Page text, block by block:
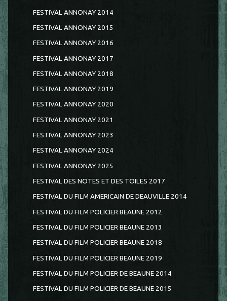
FESTIVAL ANNONAY 2014
FESTIVAL ANNONAY 2015
FESTIVAL ANNONAY 2016
FESTIVAL ANNONAY 2017
FESTIVAL ANNONAY 2018
FESTIVAL ANNONAY 2019
FESTIVAL ANNONAY 2020
FESTIVAL ANNONAY 2021
FESTIVAL ANNONAY 2023
FESTIVAL ANNONAY 2024
FESTIVAL ANNONAY 2025
FESTIVAL DES NOTES ET DES TOILES 2017
FESTIVAL DU FILM AMERICAIN DE DEAUVILLE 2014
FESTIVAL DU FILM POLICIER BEAUNE 2012
FESTIVAL DU FILM POLICIER BEAUNE 2013
FESTIVAL DU FILM POLICIER BEAUNE 2018
FESTIVAL DU FILM POLICIER BEAUNE 2019
FESTIVAL DU FILM POLICIER DE BEAUNE 2014
FESTIVAL DU FILM POLICIER DE BEAUNE 2015